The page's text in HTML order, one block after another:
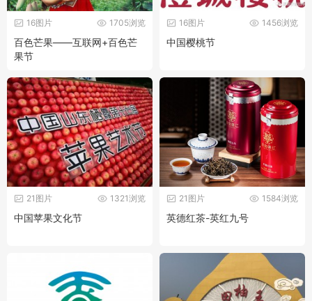
1705浏览
16图片
百色芒果——互联网+百色芒
果节
1456浏览
16图片
中国樱桃节
1321浏览
21图片
中国苹果文化节
1584浏览
21图片
英德红茶-英红九号